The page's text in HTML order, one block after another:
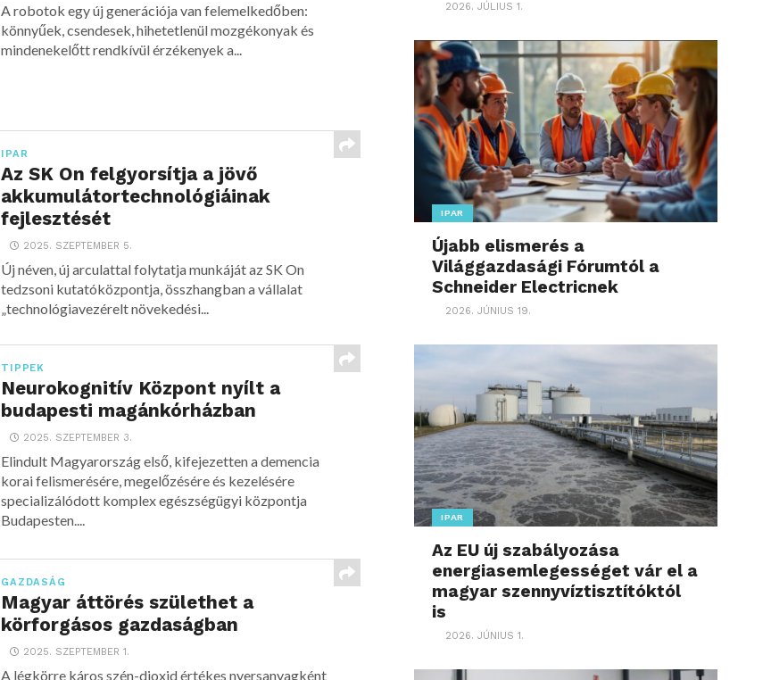
A robotok egy új generációja van felemelkedőben:
könnyűek, csendesek, hihetetlenül mozgékonyak és
mindenekelőtt rendkívül érzékenyek a...
IPAR
Az SK On felgyorsítja a jövő
akkumulátortechnológiáinak
fejlesztését
2025. SZEPTEMBER 5.
Új néven, új arculattal folytatja munkáját az SK On
tedzsoni kutatóközpontja, összhangban a vállalat
„technológiavezérelt növekedési...
TIPPEK
Neurokognitív Központ nyílt a
budapesti magánkórházban
2025. SZEPTEMBER 3.
Elindult Magyarország első, kifejezetten a demencia
korai felismerésére, megelőzésére és kezelésére
specializálódott komplex egészségügyi központja
Budapesten....
GAZDASÁG
Magyar áttörés születhet a
körforgásos gazdaságban
2025. SZEPTEMBER 1.
A légkörre káros szén-dioxid értékes nyersanyagként
2026. JÚLIUS 1.
IPAR
Újabb elismerés a
Világgazdasági Fórumtól a
Schneider Electricnek
2026. JÚNIUS 19.
IPAR
Az EU új szabályozása
energiasemlegességet vár el a
magyar szennyvíztisztítóktól
is
2026. JÚNIUS 1.